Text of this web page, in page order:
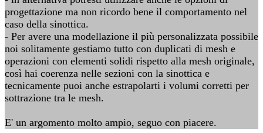
progettazione ma non ricordo bene il comportamento nel
caso della sinottica.
- Per avere una modellazione il più personalizzata possibile
noi solitamente gestiamo tutto con duplicati di mesh e
operazioni con elementi solidi rispetto alla mesh originale,
così hai coerenza nelle sezioni con la sinottica e
tecnicamente puoi anche estrapolarti i volumi corretti per
sottrazione tra le mesh.
E' un argomento molto ampio, seguo con piacere.